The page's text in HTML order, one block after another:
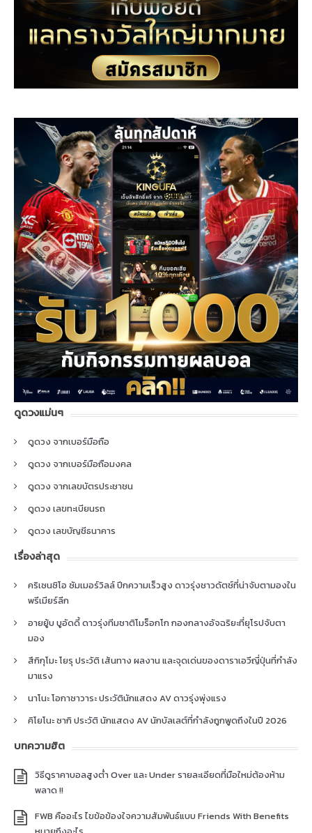
ดูดวงแม่นๆ
ดูดวง จากเบอร์มือถือ
ดูดวง จากเบอร์มือถือมงคล
ดูดวง จากเลขบัตรประชาชน
ดูดวง เลขทะเบียนรถ
ดูดวง เลขบัญชีธนาคาร
เรื่องล่าสุด
คริเซนซิโอ ซัมเมอร์วิลล์ ปีกความเร็วสูง ดาวรุ่งชาวดัตช์ที่น่าจับตามองใน
พรีเมียร์ลีก
อายยู้บ บูอัดดี้ ดาวรุ่งทีมชาติโมร็อกโก กองกลางอัจฉริยะที่ยุโรปจับตา
มอง
สึกิกุโมะ โยรุ ประวัติ เส้นทาง ผลงาน และจุดเด่นของดาราเอวีญี่ปุ่นที่กำลัง
มาแรง
นาโนะ โอกาซาวาระ ประวัตินักแสดง AV ดาวรุ่งพุ่งแรง
คิโยโนะ ซากิ ประวัติ นักแสดง AV นักบัลเลต์ที่กำลังถูกพูดถึงในปี 2026
บทความฮิต
วิธีดูราคาบอลสูงต่ำ Over และ Under รายละเอียดที่มือใหม่ต้องห้าม
พลาด !!
FWB คืออะไร ไขข้อข้องใจความสัมพันธ์แบบ Friends With Benefits